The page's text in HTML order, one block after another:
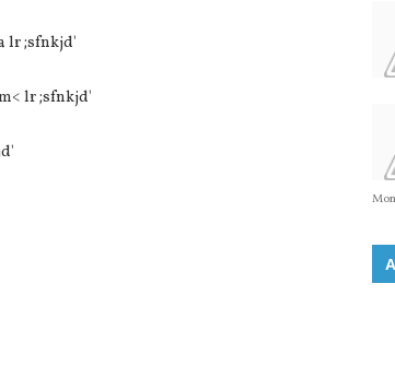
lr ;sfnkjd'
lr ;sfnkjd'